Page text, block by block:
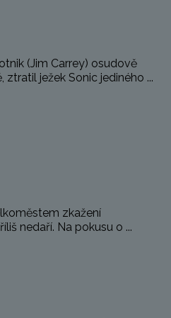
(Jim Carrey) osudově
ježek Sonic jediného ...
zkažení
nedaří. Na pokusu o ...